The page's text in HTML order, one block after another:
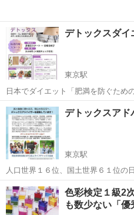
デトックスダイ
東京駅
日本でダイエット「肥満を防ぐため
意味で使われるようになったのは、
す。本来、英語「diet」は、日常的
い食べ方やデトックスライフで、ナチ
東京 中央区 東京駅 その他
デトックスアド
東京駅
人口世界１６位、国土世界６１位の
使用量、遺伝子組換え食品数、食品
神病院数、若者の自殺者数、がん患
大国なのに寝たきり時間数も世界ワ
東京 中央区 東京駅 その他
色彩検定１級
も数少ない「